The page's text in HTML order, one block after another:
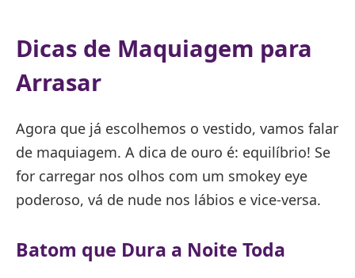
Dicas de Maquiagem para
Arrasar
Agora que já escolhemos o vestido, vamos falar
de maquiagem. A dica de ouro é: equilíbrio! Se
for carregar nos olhos com um smokey eye
poderoso, vá de nude nos lábios e vice-versa.
Batom que Dura a Noite Toda